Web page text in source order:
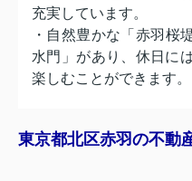
充実しています。
・自然豊かな「赤羽桜
水門」があり、 休日に
楽しむことができます。
東京都北区赤羽の不動